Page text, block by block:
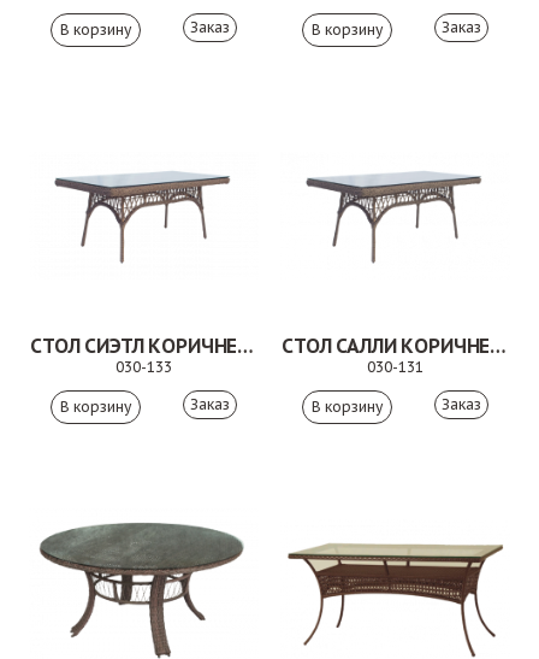
Заказ Заказ
СТОЛ СИЭТЛ КОРИЧНЕВЫЙ
030-133
Заказ
СТОЛ САЛЛИ КОРИЧНЕВЫЙ
030-131
Заказ